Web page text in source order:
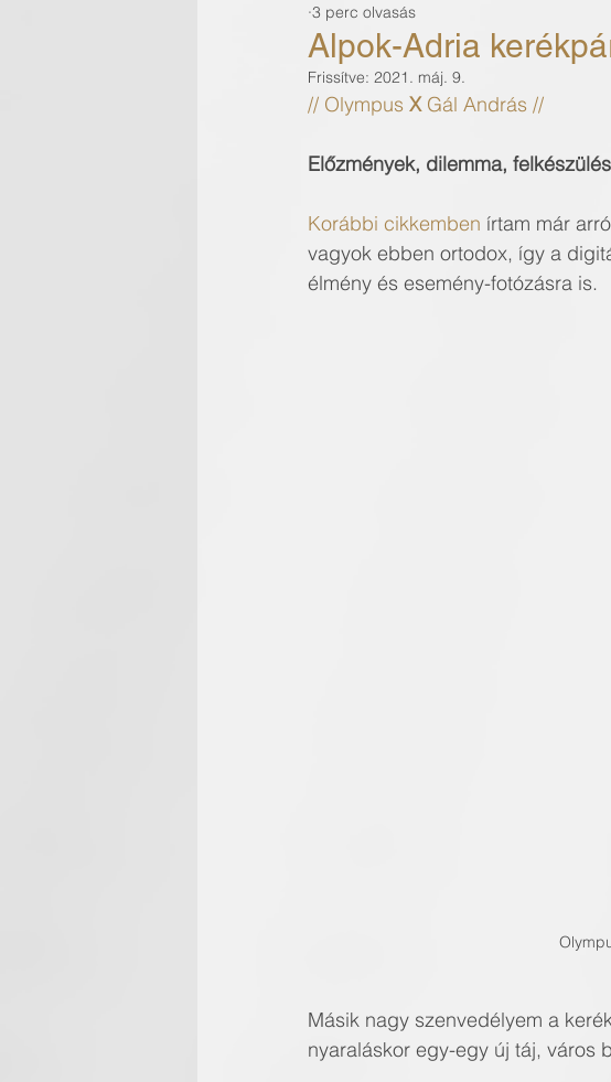
Astro fotózás Csillag fotózás
Alpok-Adria
3 perc olvasás
Frissítve: 2021. máj. 9.
// Olympus X Gál András //
Előzmények, dilemma,
Korábbi cikkemben írtam már
vagyok ebben ortodox, így a
élmény és esemény-fotózásra is.
Másik nagy szenvedélyem a
nyaraláskor egy-egy új táj, város